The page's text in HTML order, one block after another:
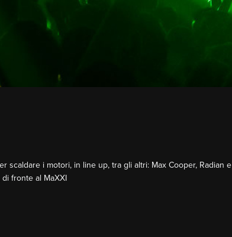
scaldare i motori, in line up, tra gli altri: Max Cooper, Radian e
fronte al MaXXI